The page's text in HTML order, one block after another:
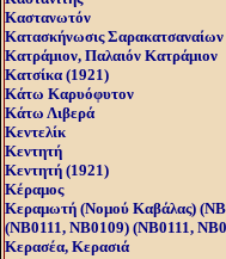
Καστανωτόν
Κατασκήνωσις Σαρακατσαναίων
Κατράμιον, Παλαιόν Kατράμιον
Κατσίκα (1921)
Κάτω Καρυόφυτον
Κάτω Λιβερά
Κεντελίκ
Κεντητή
Κεντητή (1921)
Κέραμος
Κεραμωτή (Nομού Kαβάλας)
(NB0111, NB0109) (NB0111,
Κερασέα, Κερασιά